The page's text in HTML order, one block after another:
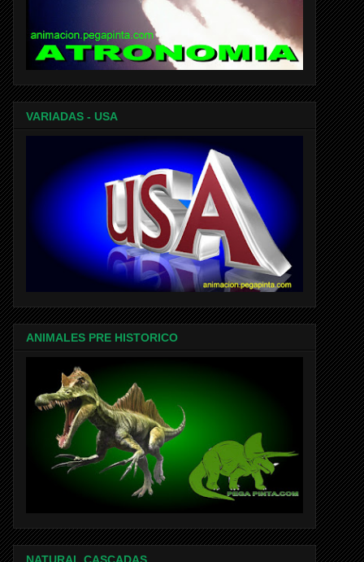
VARIADAS - USA
ANIMALES PRE HISTORICO
NATURAL CASCADAS